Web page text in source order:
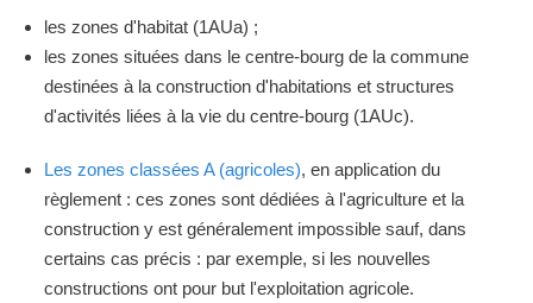
les zones d'habitat (1AUa) ;
les zones situées dans le centre-bourg de la commune
destinées à la construction d'habitations et structures
d'activités liées à la vie du centre-bourg (1AUc).
Les zones classées A (agricoles), en application du
règlement : ces zones sont dédiées à l'agriculture et la
construction y est généralement impossible sauf, dans
certains cas précis : par exemple, si les nouvelles
constructions ont pour but l'exploitation agricole.